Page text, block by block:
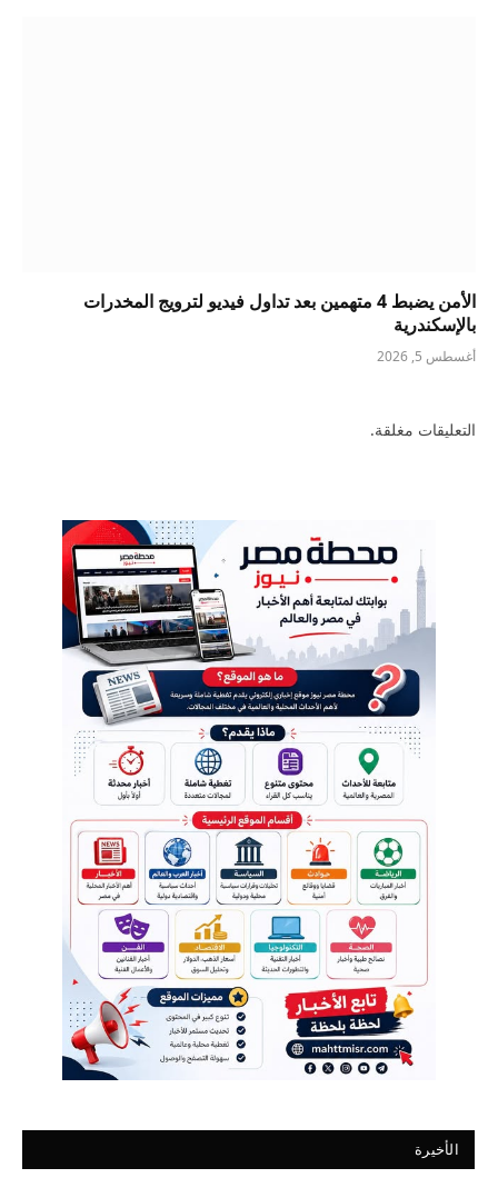
الأمن يضبط 4 متهمين بعد تداول فيديو لترويج المخدرات
بالإسكندرية
أغسطس 5, 2026
التعليقات مغلقة.
الأخيرة